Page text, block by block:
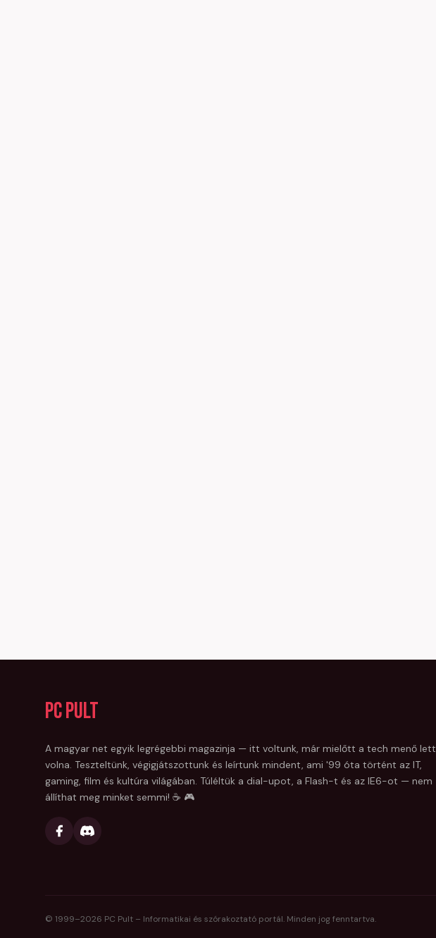
PC Pult
A magyar net egyik legrégebbi magazinja — itt voltunk, már mielőtt a tech menő lett
volna. Teszteltünk, végigjátszottunk és leírtunk mindent, ami '99 óta történt az IT,
gaming, film és kultúra világában. Túléltük a dial-upot, a Flash-t és az IE6-ot — nem
állíthat meg minket semmi! ☕ 🎮
© 1999–2026 PC Pult – Informatikai és szórakoztató portál. Minden jog fenntartva.